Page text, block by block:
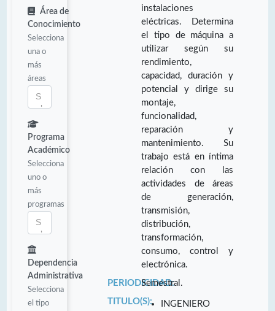
Área de
Conocimiento
Selecciona
una o
más
áreas
Programa
Académico
Selecciona
uno o
más
programas
Dependencia
Administrativa
Selecciona
el tipo
instalaciones
eléctricas. Determina
el tipo de máquina a
utilizar según su
rendimiento,
capacidad, duración y
potencial y dirige su
montaje,
funcionalidad,
reparación y
mantenimiento. Su
trabajo está en íntima
relación con las
actividades de áreas
de generación,
transmisión,
distribución,
transformación,
consumo, control y
electrónica.
PERIODICIDAD:
Semestral.
TITULO(S):
INGENIERO